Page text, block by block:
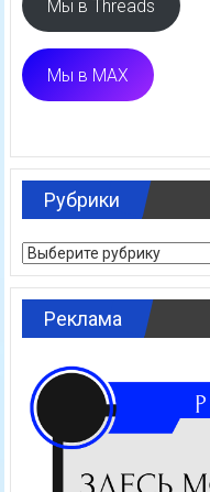
Мы в Threads
Мы в MAX
Рубрики
Рубрики
Реклама